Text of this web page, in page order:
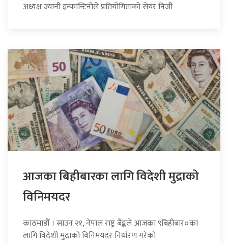
अध्यक्ष ज्यानी इन्फान्टिनोले प्रतियोगिताको सेयर निजी
आजका बिहीबारका लागि विदेशी मुद्राको
विनिमयदर
काठमाडौँ । साउन २१, नेपाल राष्ट्र बैङ्कले आजका ९बिहीबार०का
लागि विदेशी मुद्राको विनिमयदर निर्धारण गरेको